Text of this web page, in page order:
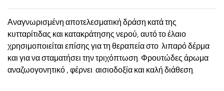
Αναγνωρισμένη αποτελεσματική δράση κατά της
κυτταρίτιδας και κατακράτησης νερού, αυτό το έλαιο
χρησιμοποιείται επίσης για τη θεραπεία στο λιπαρό δέρμα
και για να σταματήσει την τριχόπτωση. Φρουτώδες άρωμα
αναζωογονητικό , φέρνει αισιοδοξία και καλή διάθεση.